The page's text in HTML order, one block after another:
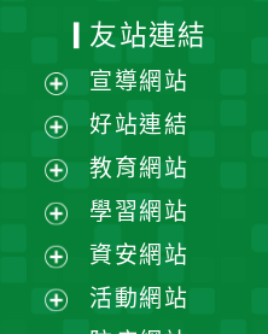
展
開
選
單
展
開
選
單
展
開
選
單
展
開
選
展
開
友站連結
宣導網站
好站連結
教育網站
學習網站
資安網站
活動網站